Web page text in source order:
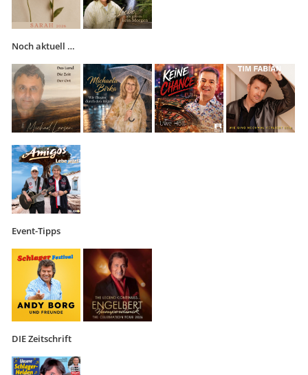
Noch aktuell …
Event-Tipps
DIE Zeitschrift